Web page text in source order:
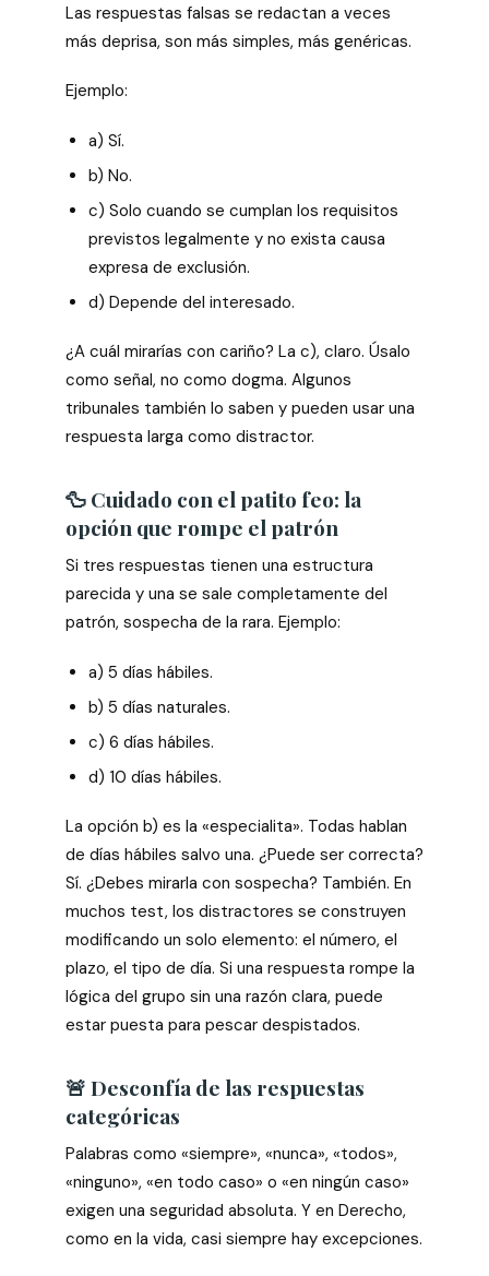
Las respuestas falsas se redactan a veces
más deprisa, son más simples, más genéricas.
Ejemplo:
a) Sí.
b) No.
c) Solo cuando se cumplan los requisitos
previstos legalmente y no exista causa
expresa de exclusión.
d) Depende del interesado.
¿A cuál mirarías con cariño? La c), claro. Úsalo
como señal, no como dogma. Algunos
tribunales también lo saben y pueden usar una
respuesta larga como distractor.
🦆 Cuidado con el patito feo: la
opción que rompe el patrón
Si tres respuestas tienen una estructura
parecida y una se sale completamente del
patrón, sospecha de la rara. Ejemplo:
a) 5 días hábiles.
b) 5 días naturales.
c) 6 días hábiles.
d) 10 días hábiles.
La opción b) es la «especialita». Todas hablan
de días hábiles salvo una. ¿Puede ser correcta?
Sí. ¿Debes mirarla con sospecha? También. En
muchos test, los distractores se construyen
modificando un solo elemento: el número, el
plazo, el tipo de día. Si una respuesta rompe la
lógica del grupo sin una razón clara, puede
estar puesta para pescar despistados.
🚨 Desconfía de las respuestas
categóricas
Palabras como «siempre», «nunca», «todos»,
«ninguno», «en todo caso» o «en ningún caso»
exigen una seguridad absoluta. Y en Derecho,
como en la vida, casi siempre hay excepciones.